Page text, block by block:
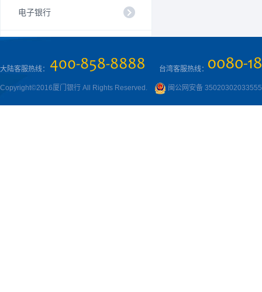
电子银行
大陆客服热线： 台湾客服热线：
Copyright©2016厦门银行 All Rights Reserved. 闽公网安备